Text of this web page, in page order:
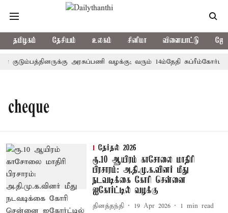
தமிழகம் தேசியம் உலகம் சினிமா விளையாட்டு
குடும்பத்தினருக்கு அரசுப்பணி வழக்கு; வரும் 14ம்தேதி
cheque
தேர்தல் 2026
ரூ.10 ஆயிரம் காசோலை மாதிரி
பிரசாரம்: அ.தி.மு.க.வினர் மீது
நடவடிக்கை கோரி சென்னை
ஐகோர்ட்டில் வழக்கு
தினத்தந்தி 19 Apr 2026 1 min read